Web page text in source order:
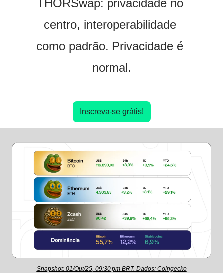
THORSwap: privacidade no
centro, interoperabilidade
como padrão. Privacidade é
normal.
Inscreva-se grátis!
Snapshot: 01/Out/25, 09:30 pm BRT. Dados: Coingecko